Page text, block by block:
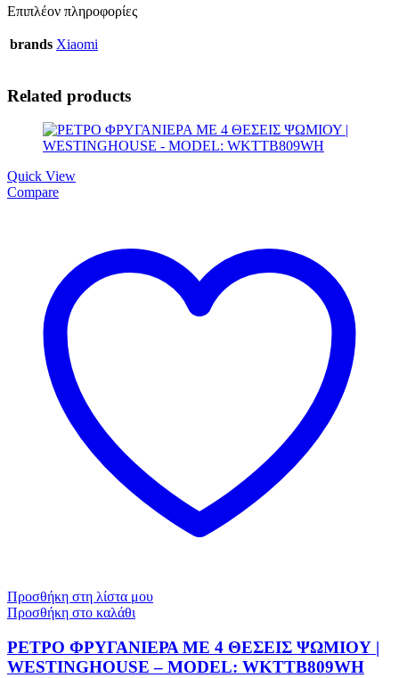
Επιπλέον πληροφορίες
brands Xiaomi
Related products
Quick View
Compare
Προσθήκη στη λίστα μου
Προσθήκη στο καλάθι
ΡΕΤΡΟ ΦΡΥΓΑΝΙΕΡΑ ΜΕ 4 ΘΕΣΕΙΣ ΨΩΜΙΟΥ |
WESTINGHOUSE – MODEL: WKTTB809WH